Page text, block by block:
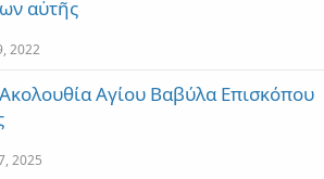
αὐτῆς
2022
Αγίου Βαβύλα Επισκόπου
2025